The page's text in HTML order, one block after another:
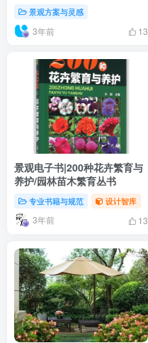
景观方案与灵感
3年前 13
景观电子书|200种花卉繁育与
养护/园林苗木繁育丛书
专业书籍与规范 设计智库
3年前 13